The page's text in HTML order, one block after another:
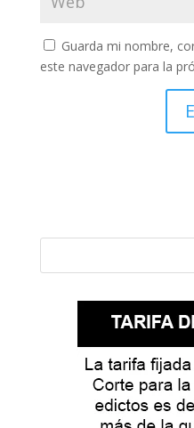
Guarda mi nombre,
este navegador para la